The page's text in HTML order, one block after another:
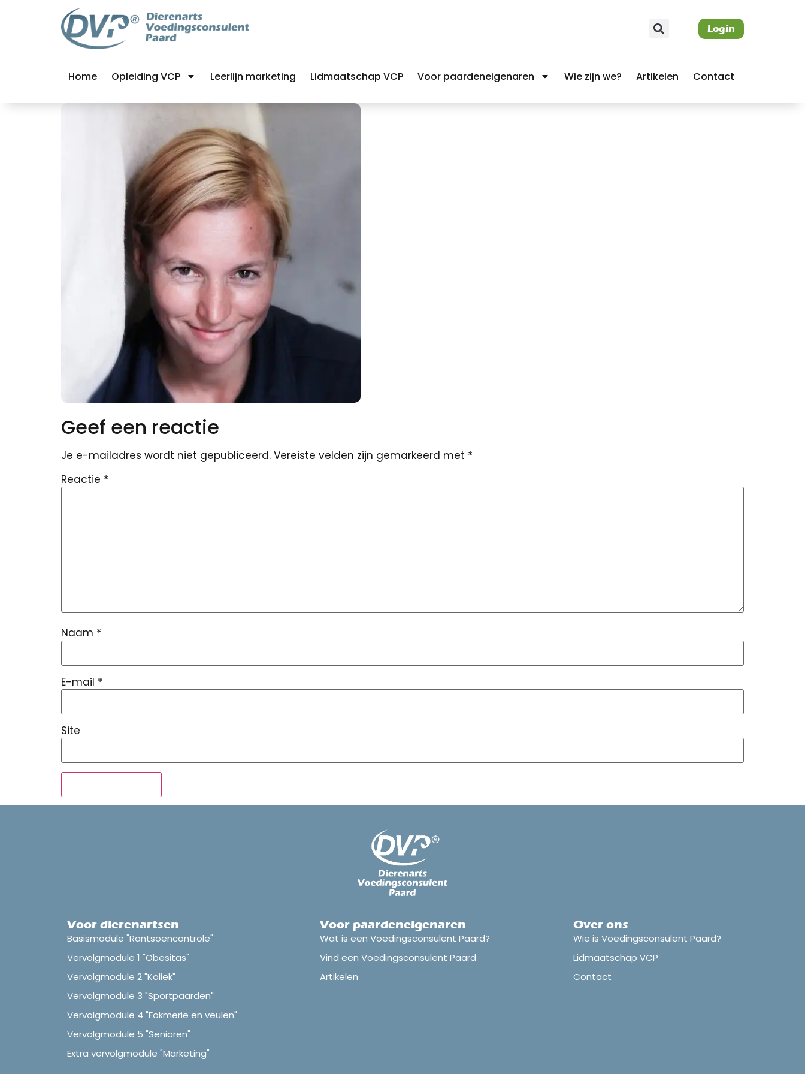
Login
Home Opleiding VCP Leerlijn marketing Lidmaatschap VCP Voor paardeneigenaren Wie zijn we? Artikelen Contact
Geef een reactie
Je e-mailadres wordt niet gepubliceerd. Vereiste velden zijn gemarkeerd met *
Reactie *
Naam *
E-mail *
Site
Voor dierenartsen
Basismodule "Rantsoencontrole"
Vervolgmodule 1 "Obesitas"
Vervolgmodule 2 "Koliek"
Vervolgmodule 3 "Sportpaarden"
Vervolgmodule 4 "Fokmerie en veulen"
Vervolgmodule 5 "Senioren"
Extra vervolgmodule "Marketing"
Voor paardeneigenaren
Wat is een Voedingsconsulent Paard?
Vind een Voedingsconsulent Paard
Artikelen
Over ons
Wie is Voedingsconsulent Paard?
Lidmaatschap VCP
Contact